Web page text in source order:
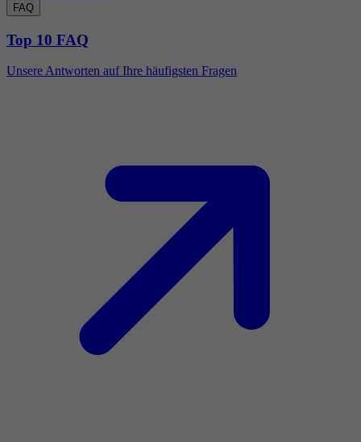
FAQ
Top 10 FAQ
Unsere Antworten auf Ihre häufigsten Fragen